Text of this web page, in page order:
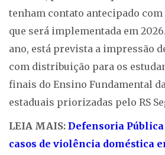
tenham contato antecipado
que será implementada em
ano, está prevista a impressão
com distribuição para os
finais do Ensino Fundamental
estaduais priorizadas pelo RS
LEIA MAIS: Defensoria
casos de violência doméstica